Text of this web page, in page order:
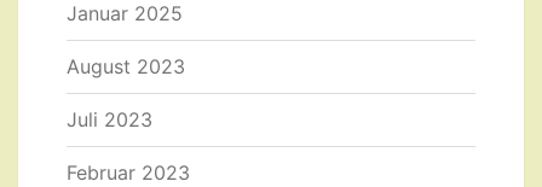
Januar 2025
August 2023
Juli 2023
Februar 2023